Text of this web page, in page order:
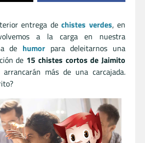
entrega dechistes verdes, en
a la carga en nuestra
de humor para deleitarnos una
de 15 chistes cortos de Jaimito
más de una carcajada.